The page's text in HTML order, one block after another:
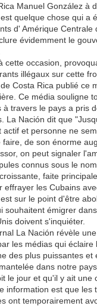
Manuel González à
quelque chose qui a
d' Amérique Centrale
évidemment le
cette occasion,
illégaux sur cette
Costa Rica publié ce
Ce média souligne
à travers le pays a pris
La Nación dit que
actif et personne ne
de son énorme
on peut signaler
connus sous le
faite
effrayer les Cubains
sur le point d'être
souhaitent émigrer
doivent s'inquiéter.
La Nación révèle
les médias qui éclaire
des plus puissantes et
dans notre
le jour et qu'il y ait une
information est que les
ont temporairement